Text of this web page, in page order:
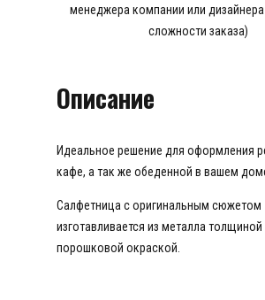
менеджера компании или дизайнера
сложности заказа)
Описание
Идеальное решение для оформления
кафе, а так же обеденной в вашем
Салфетница с оригинальным сюжетом
изготавливается из металла
порошковой окраской.